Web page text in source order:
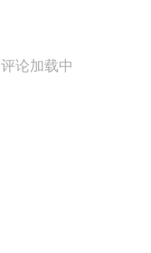
评论加载中